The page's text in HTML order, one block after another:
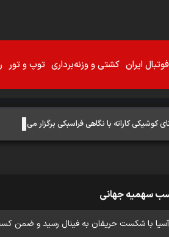
فوتبال ایران کشتی و وزنه‌برداری توپ و تور
کاراته با نگاهی فراسبکی برگزار می‌شود
کسب سهمیه جهانی
آسیا با شکست حریفان به فینال رسید و